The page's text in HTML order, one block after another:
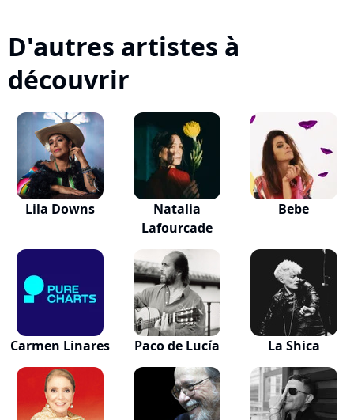
D'autres artistes à
découvrir
Lila Downs
Natalia
Lafourcade
Bebe
Carmen Linares Paco de Lucía La Shica